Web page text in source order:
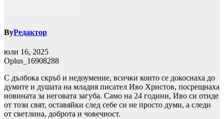
ByРедактор
юли 16, 2025
Oplus_16908288
С дълбока скръб и недоумение, всички които се докоснаха до
думите и душата на младия писател Иво Христов, посрещнаха
новината за неговата загуба. Само на 24 години, Иво си отиде
от този свят, оставяйки след себе си не просто думи, а следи
от светлина, доброта и човечност.